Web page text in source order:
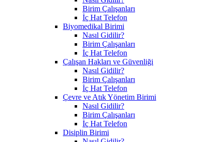
Birim Çalışanları
İç Hat Telefon
Biyomedikal Birimi
Nasıl Gidilir?
Birim Çalışanları
İç Hat Telefon
Çalışan Hakları ve Güvenliği
Nasıl Gidilir?
Birim Çalışanları
İç Hat Telefon
Çevre ve Atık Yönetim Birimi
Nasıl Gidilir?
Birim Çalışanları
İç Hat Telefon
Disiplin Birimi